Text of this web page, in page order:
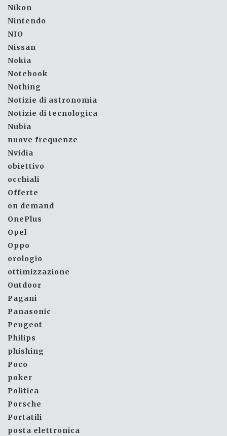
Nikon
Nintendo
NIO
Nissan
Nokia
Notebook
Nothing
Notizie di astronomia
Notizie di tecnologica
Nubia
nuove frequenze
Nvidia
obiettivo
occhiali
Offerte
on demand
OnePlus
Opel
Oppo
orologio
ottimizzazione
Outdoor
Pagani
Panasonic
Peugeot
Philips
phishing
Poco
poker
Politica
Porsche
Portatili
posta elettronica